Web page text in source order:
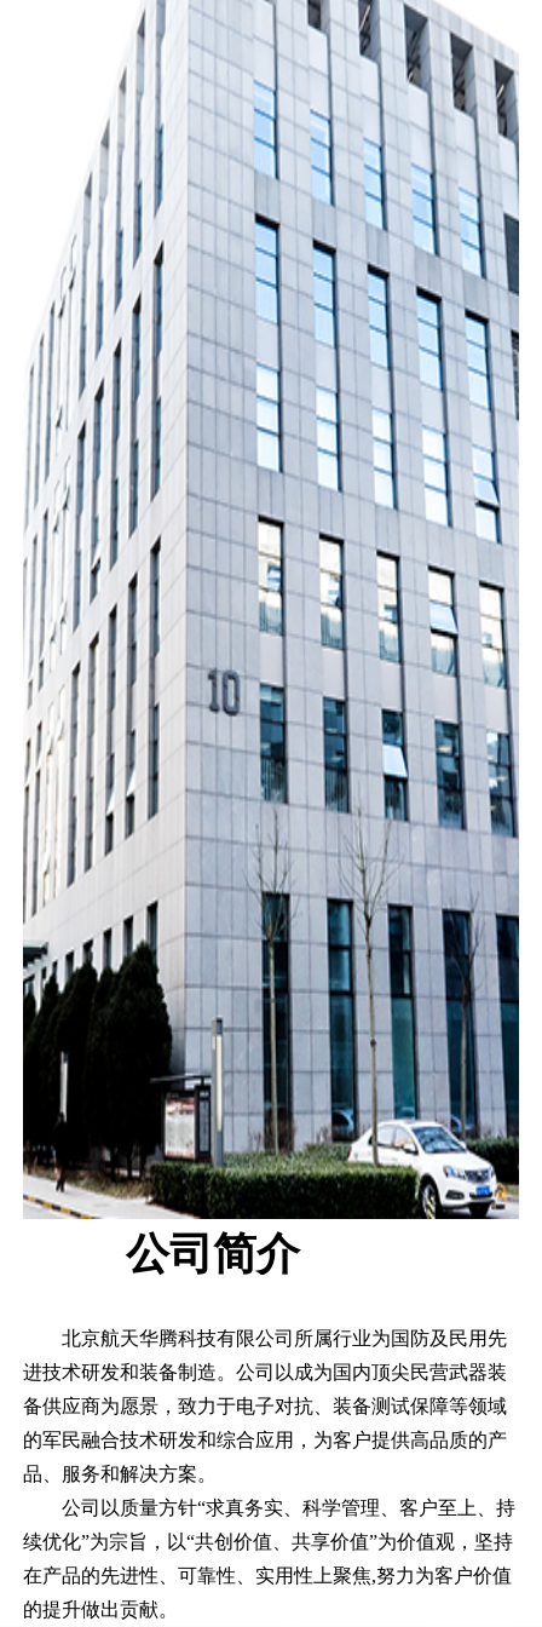
公司简介
北京航天华腾科技有限公司所属行业为国防及民用先
进技术研发和装备制造。公司以成为国内顶尖民营武器装
备供应商为愿景，致力于电子对抗、装备测试保障等领域
的军民融合技术研发和综合应用，为客户提供高品质的产
品、服务和解决方案。
公司以质量方针“求真务实、科学管理、客户至上、持
续优化”为宗旨，以“共创价值、共享价值”为价值观，坚持
在产品的先进性、可靠性、实用性上聚焦,努力为客户价值
的提升做出贡献。